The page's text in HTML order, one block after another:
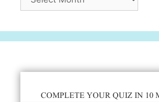
COMPLETE YOUR QUIZ IN 10